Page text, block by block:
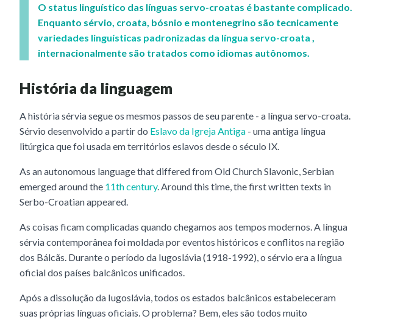
O status linguístico das línguas servo-croatas é bastante complicado.
Enquanto sérvio, croata, bósnio e montenegrino são tecnicamente
variedades linguísticas padronizadas da língua servo-croata ,
internacionalmente são tratados como idiomas autônomos.
História da linguagem
A história sérvia segue os mesmos passos de seu parente - a língua servo-croata.
Sérvio desenvolvido a partir do Eslavo da Igreja Antiga - uma antiga língua
litúrgica que foi usada em territórios eslavos desde o século IX.
As an autonomous language that differed from Old Church Slavonic, Serbian
emerged around the 11th century. Around this time, the first written texts in
Serbo-Croatian appeared.
As coisas ficam complicadas quando chegamos aos tempos modernos. A língua
sérvia contemporânea foi moldada por eventos históricos e conflitos na região
dos Bálcãs. Durante o período da Iugoslávia (1918-1992), o sérvio era a língua
oficial dos países balcânicos unificados.
Após a dissolução da Iugoslávia, todos os estados balcânicos estabeleceram
suas próprias línguas oficiais. O problema? Bem, eles são todos muito